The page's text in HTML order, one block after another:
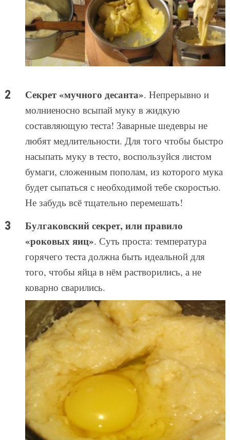
Секрет «мучного десанта». Непрерывно и
молниеносно всыпай муку в жидкую
составляющую теста! Заварные шедевры не
любят медлительности. Для того чтобы быстро
насыпать муку в тесто, воспользуйся листом
бумаги, сложенным пополам, из которого мука
будет сыпаться с необходимой тебе скоростью.
Не забудь всё тщательно перемешать!
Булгаковский секрет, или правило
«роковых яиц». Суть проста: температура
горячего теста должна быть идеальной для
того, чтобы яйца в нём растворились, а не
коварно сварились.